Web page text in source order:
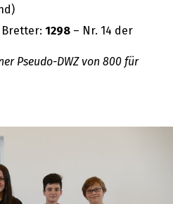
Bretter: 1298 – Nr. 14 der
Pseudo-DWZ von 800 für